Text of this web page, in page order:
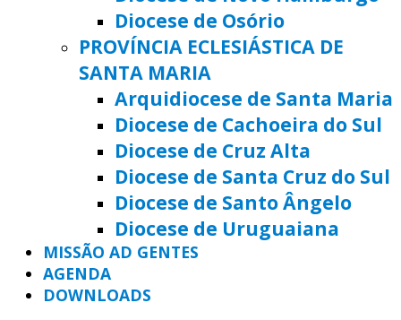
Diocese de Osório
PROVÍNCIA ECLESIÁSTICA DE
SANTA MARIA
Arquidiocese de Santa Maria
Diocese de Cachoeira do Sul
Diocese de Cruz Alta
Diocese de Santa Cruz do Sul
Diocese de Santo Ângelo
Diocese de Uruguaiana
MISSÃO AD GENTES
AGENDA
DOWNLOADS